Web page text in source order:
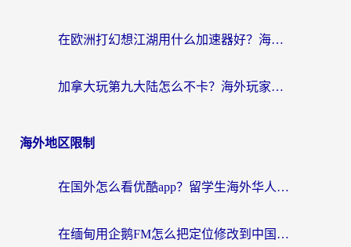
在欧洲打幻想江湖用什么加速器好？海外玩家国服游戏畅玩指南
加拿大玩第九大陆怎么不卡？海外玩家国服游戏加速全攻略（附足球世界萤火突击实测）
海外地区限制
在国外怎么看优酷app？留学生海外华人必看的无限制追剧指南
在缅甸用企鹅FM怎么把定位修改到中国国内？海外党解决地域限制的实用指南